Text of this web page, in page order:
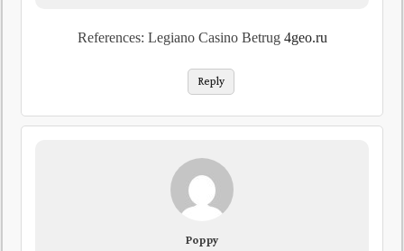
References: Legiano Casino Betrug 4geo.ru
Reply
Poppy